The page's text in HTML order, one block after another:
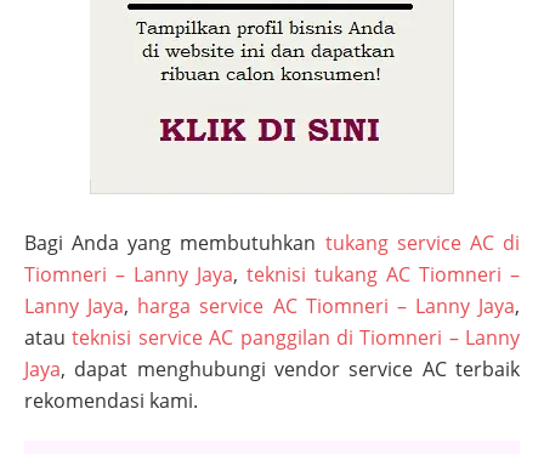
Bagi Anda yang membutuhkan tukang service AC di
Tiomneri – Lanny Jaya, teknisi tukang AC Tiomneri –
Lanny Jaya, harga service AC Tiomneri – Lanny Jaya,
atauteknisi service AC panggilan di Tiomneri – Lanny
Jaya, dapat menghubungi vendor service AC terbaik
rekomendasi kami.